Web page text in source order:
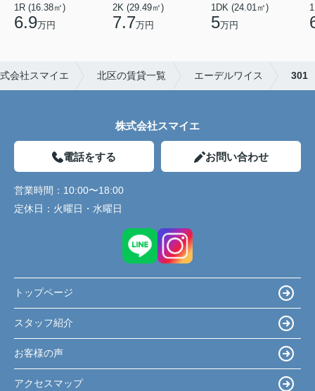
1R (16.38㎡)
6.9万円
2K (29.49㎡)
7.7万円
1DK (24.01㎡)
5万円
会社スマイエ 北区の賃貸一覧 エーデルワイス 301
株式会社スマイエ
電話をする お問い合わせ
営業時間： 10:00〜18:00
定休日： 火曜日・水曜日
トップページ
スタッフ紹介
お客様の声
アクセスマップ